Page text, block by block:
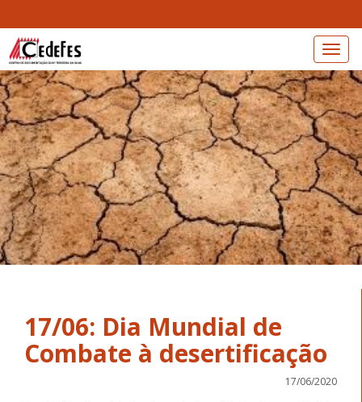
17/06: Dia Mundial de
Combate à desertificação
17/06/2020